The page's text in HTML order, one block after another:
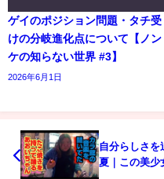
ゲイのポジション問題・タチ受
けの分岐進化点について【ノン
ケの知らない世界 #3】
2026年6月1日
自分らしさ
夏｜この美少